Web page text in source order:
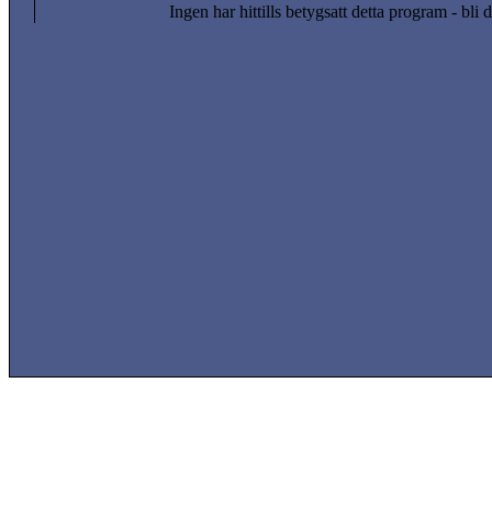
Ingen har hittills betygsatt detta program - bli